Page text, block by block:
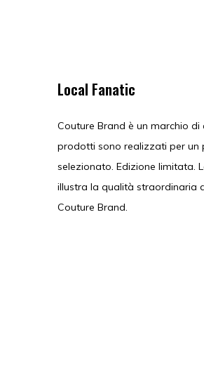
Local Fanatic
Couture Brand è un marchio di
prodotti sono realizzati per un
selezionato. Edizione limitata.
illustra la qualità straordinaria
Couture Brand.